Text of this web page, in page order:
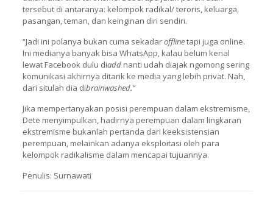
tersebut di antaranya: kelompok radikal/ teroris, keluarga,
pasangan, teman, dan keinginan diri sendiri.
“Jadi ini polanya bukan cuma sekadarofflinetapi juga online.
Ini medianya banyak bisa WhatsApp, kalau belum kenal
lewat Facebook dulu diadd nanti udah diajak ngomong sering
komunikasi akhirnya ditarik ke media yang lebih privat. Nah,
dari situlah dia dibrainwashed.”
Jika mempertanyakan posisi perempuan dalam ekstremisme,
Dete menyimpulkan, hadirnya perempuan dalam lingkaran
ekstremisme bukanlah pertanda dari keeksistensian
perempuan, melainkan adanya eksploitasi oleh para
kelompok radikalisme dalam mencapai tujuannya.
Penulis: Surnawati